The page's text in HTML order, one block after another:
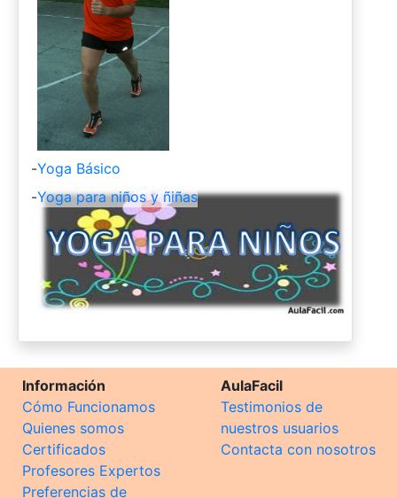
-Yoga Básico
-Yoga para niños y ñiñas
Información
Cómo Funcionamos
Quienes somos
Certificados
Profesores Expertos
Preferencias de
AulaFacil
Testimonios de
nuestros usuarios
Contacta con nosotros